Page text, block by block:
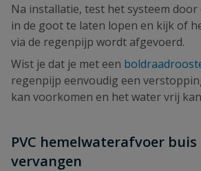
Na installatie, test het systeem
in de goot te laten lopen en kijk of
via de regenpijp wordt afgevoerd.
Wist je dat je met een
regenpijp eenvoudig een
kan voorkomen en het water vrij
PVC hemelwaterafvoer
vervangen